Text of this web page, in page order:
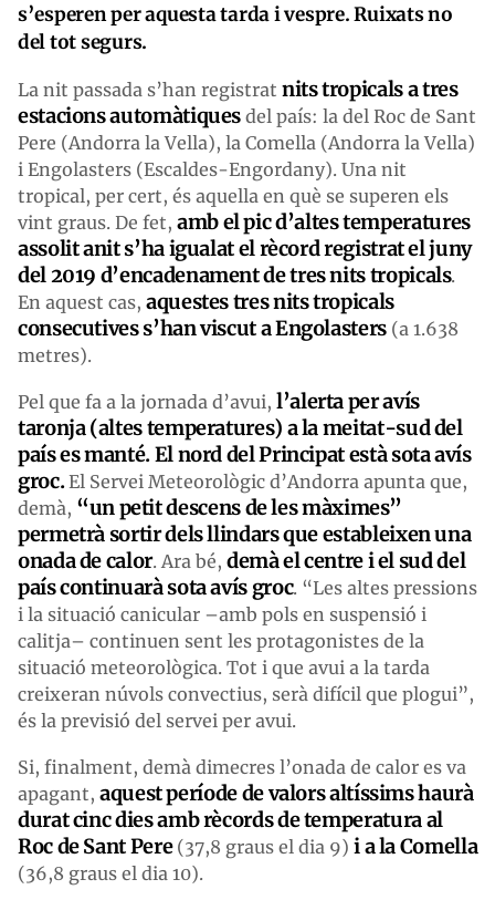
s’esperen per aquesta tarda i vespre. Ruixats no
del tot segurs.
La nit passada s’han registrat nits tropicals a tres
estacions automàtiques del país: la del Roc de Sant
Pere (Andorra la Vella), la Comella (Andorra la Vella)
i Engolasters (Escaldes-Engordany). Una nit
tropical, per cert, és aquella en què se superen els
vint graus. De fet, amb el pic d’altes temperatures
assolit anit s’ha igualat el rècord registrat el juny
del 2019 d’encadenament de tres nits tropicals.
En aquest cas, aquestes tres nits tropicals
consecutives s’han viscut a Engolasters(a 1.638
metres).
Pel que fa a la jornada d’avui, l’alerta per avís
taronja (altes temperatures) a la meitat-sud del
país es manté. El nord del Principat està sota avís
groc.El Servei Meteorològic d’Andorra apunta que,
demà, “un petit descens de les màximes”
permetrà sortir dels llindars que estableixen una
onada de calor. Ara bé, demà el centre i el sud del
país continuarà sota avís groc. “Les altes pressions
i la situació canicular –amb pols en suspensió i
calitja– continuen sent les protagonistes de la
situació meteorològica. Tot i que avui a la tarda
creixeran núvols convectius, serà difícil que plogui”,
és la previsió del servei per avui.
Si, finalment, demà dimecres l’onada de calor es va
apagant, aquest període de valors altíssims haurà
durat cinc dies amb rècords de temperatura al
Roc de Sant Pere(37,8 graus el dia 9)i a la Comella
(36,8 graus el dia 10).